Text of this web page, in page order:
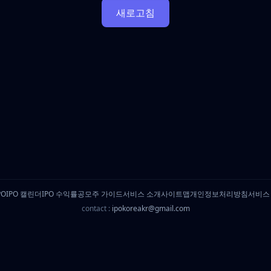
새로고침
IPO 캘린더IPO 수익률공모주 가이드서비스 소개사이트맵개인정보처리방침서비
contact : ipokoreakr@gmail.com